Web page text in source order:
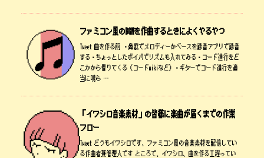
ファミコン風のBGMを作曲するときによくやるやつ
Tweet 曲を作る前 ・鼻歌でメロディーかベースを録音アプリで録音
する・ちょっとしたボイパでリズムも入れてみる・コード進行をど
こかから借りてくる（コードwikiなど）・ギターでコード進行を適
当に鳴ら …
「イワシロ音楽素材」の皆様に楽曲が届くまでの作業
フロー
Tweet どうもイワシロです、ファミコン風の音楽素材を配信してい
る作曲者兼管理人です ところで、イワシロ、曲を作る工程ってい